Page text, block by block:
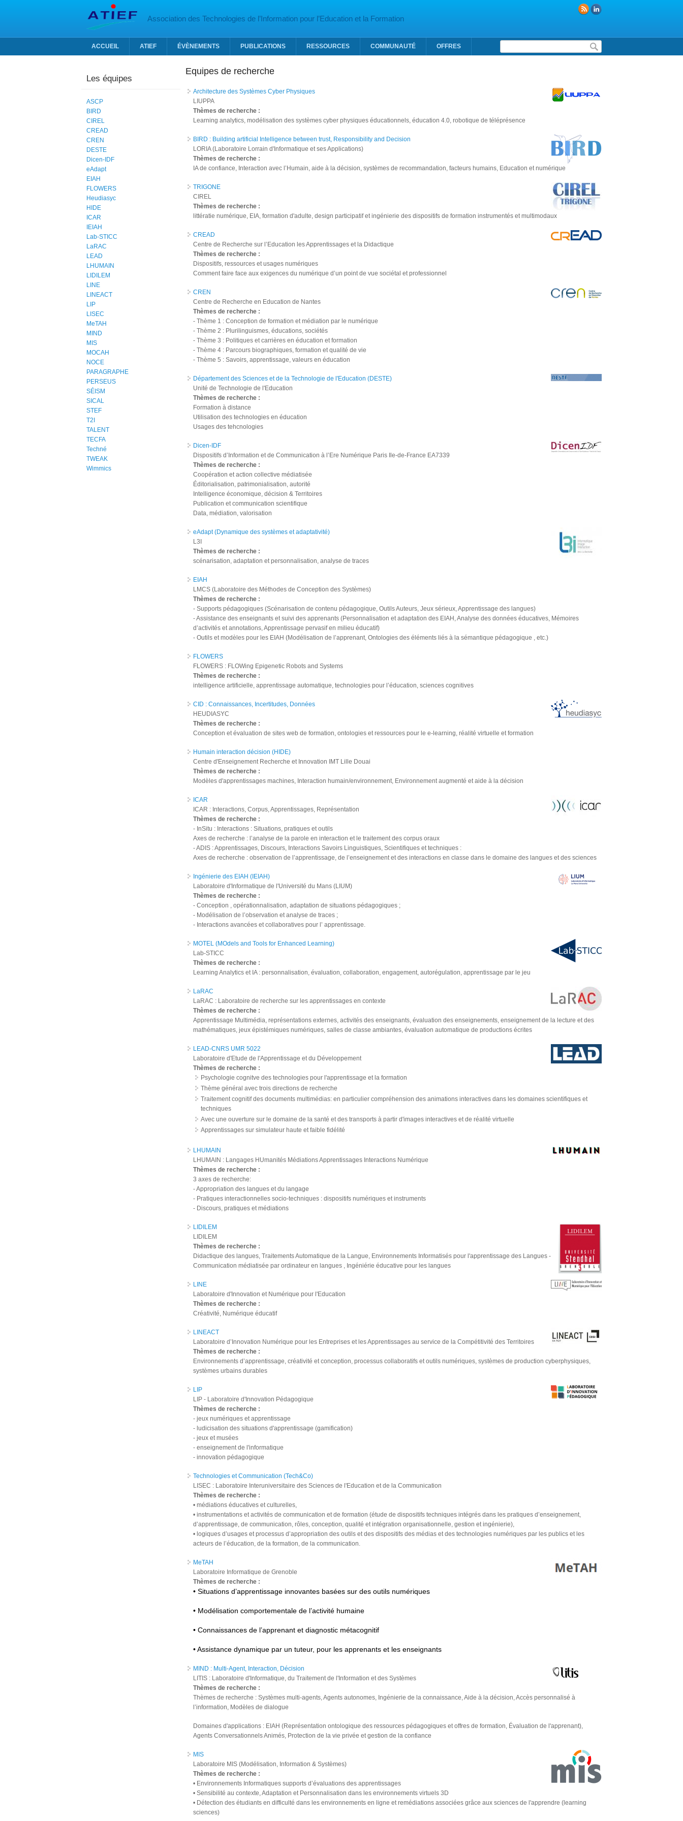
Association des Technologies de l’Information pour l’Education et la Formation
Formulaire de recherche
ACCUEIL ATIEF ÉVÈNEMENTS PUBLICATIONS RESSOURCES COMMUNAUTÉ OFFRES
Equipes de recherche
Architecture des Systèmes Cyber Physiques
LIUPPA
Thèmes de recherche :
Learning analytics, modélisation des systèmes cyber physiques éducationnels, éducation 4.0, robotique de téléprésence
BIRD : Building artificial Intelligence between trust, Responsibility and Decision
LORIA (Laboratoire Lorrain d'Informatique et ses Applications)
Thèmes de recherche :
IA de confiance, Interaction avec l’Humain, aide à la décision, systèmes de recommandation, facteurs humains, Education et numérique
TRIGONE
CIREL
Thèmes de recherche :
littératie numérique, EIA, formation d'adulte, design participatif et ingénierie des dispositifs de formation instrumentés et multimodaux
CREAD
Centre de Recherche sur l’Education les Apprentissages et la Didactique
Thèmes de recherche :
Dispositifs, ressources et usages numériques
Comment faire face aux exigences du numérique d’un point de vue sociétal et professionnel
CREN
Centre de Recherche en Education de Nantes
Thèmes de recherche :
- Thème 1 : Conception de formation et médiation par le numérique
- Thème 2 : Plurilinguismes, éducations, sociétés
- Thème 3 : Politiques et carrières en éducation et formation
- Thème 4 : Parcours biographiques, formation et qualité de vie
- Thème 5 : Savoirs, apprentissage, valeurs en éducation
Département des Sciences et de la Technologie de l'Education (DESTE)
Unité de Technologie de l'Education
Thèmes de recherche :
Formation à distance
Utilisation des technologies en éducation
Usages des tehcnologies
Dicen-IDF
Dispositifs d’Information et de Communication à l’Ere Numérique Paris Ile-de-France EA7339
Thèmes de recherche :
Coopération et action collective médiatisée
Éditorialisation, patrimonialisation, autorité
Intelligence économique, décision & Territoires
Publication et communication scientifique
Data, médiation, valorisation
eAdapt (Dynamique des systèmes et adaptativité)
L3I
Thèmes de recherche :
scénarisation, adaptation et personnalisation, analyse de traces
EIAH
LMCS (Laboratoire des Méthodes de Conception des Systèmes)
Thèmes de recherche :
- Supports pédagogiques (Scénarisation de contenu pédagogique, Outils Auteurs, Jeux sérieux, Apprentissage des langues)
- Assistance des enseignants et suivi des apprenants (Personnalisation et adaptation des EIAH, Analyse des données éducatives, Mémoires
d’activités et annotations, Apprentissage pervasif en milieu éducatif)
- Outils et modèles pour les EIAH (Modélisation de l’apprenant, Ontologies des éléments liés à la sémantique pédagogique , etc.)
FLOWERS
FLOWERS : FLOWing Epigenetic Robots and Systems
Thèmes de recherche :
intelligence artificielle, apprentissage automatique, technologies pour l’éducation, sciences cognitives
CID : Connaissances, Incertitudes, Données
HEUDIASYC
Thèmes de recherche :
Conception et évaluation de sites web de formation, ontologies et ressources pour le e-learning, réalité virtuelle et formation
Humain interaction décision (HIDE)
Centre d'Enseignement Recherche et Innovation IMT Lille Douai
Thèmes de recherche :
Modèles d'apprentissages machines, Interaction humain/environnement, Environnement augmenté et aide à la décision
ICAR
ICAR : Interactions, Corpus, Apprentissages, Représentation
Thèmes de recherche :
- InSitu : Interactions : Situations, pratiques et outils
Axes de recherche : l’analyse de la parole en interaction et le traitement des corpus oraux
- ADIS : Apprentissages, Discours, Interactions Savoirs Linguistiques, Scientifiques et techniques :
Axes de recherche : observation de l’apprentissage, de l’enseignement et des interactions en classe dans le domaine des langues et des sciences
Ingénierie des EIAH (IEIAH)
Laboratoire d'Informatique de l'Université du Mans (LIUM)
Thèmes de recherche :
- Conception , opérationnalisation, adaptation de situations pédagogiques ;
- Modélisation de l’observation et analyse de traces ;
- Interactions avancées et collaboratives pour l’ apprentissage.
MOTEL (MOdels and Tools for Enhanced Learning)
Lab-STICC
Thèmes de recherche :
Learning Analytics et IA : personnalisation, évaluation, collaboration, engagement, autorégulation, apprentissage par le jeu
LaRAC
LaRAC : Laboratoire de recherche sur les apprentissages en contexte
Thèmes de recherche :
Apprentissage Multimédia, représentations externes, activités des enseignants, évaluation des enseignements, enseignement de la lecture et des
mathématiques, jeux épistémiques numériques, salles de classe ambiantes, évaluation automatique de productions écrites
LEAD-CNRS UMR 5022
Laboratoire d'Etude de l'Apprentissage et du Développement
Thèmes de recherche :
Psychologie cognitve des technologies pour l'apprentissage et la formation
Thème général avec trois directions de recherche
Traitement cognitif des documents multimédias: en particulier compréhension des animations interactives dans les domaines scientifiques et
techniques
Avec une ouverture sur le domaine de la santé et des transports à partir d'images interactives et de réalité virtuelle
Apprentissages sur simulateur haute et faible fidélité
LHUMAIN
LHUMAIN : Langages HUmanités Médiations Apprentissages Interactions Numérique
Thèmes de recherche :
3 axes de recherche:
- Appropriation des langues et du langage
- Pratiques interactionnelles socio-techniques : dispositifs numériques et instruments
- Discours, pratiques et médiations
LIDILEM
LIDILEM
Thèmes de recherche :
Didactique des langues, Traitements Automatique de la Langue, Environnements Informatisés pour l'apprentissage des Langues -
Communication médiatisée par ordinateur en langues , Ingéniérie éducative pour les langues
LINE
Laboratoire d'Innovation et Numérique pour l'Education
Thèmes de recherche :
Créativité, Numérique éducatif
LINEACT
Laboratoire d’Innovation Numérique pour les Entreprises et les Apprentissages au service de la Compétitivité des Territoires
Thèmes de recherche :
Environnements d’apprentissage, créativité et conception, processus collaboratifs et outils numériques, systèmes de production cyberphysiques,
systèmes urbains durables
LIP
LIP - Laboratoire d'Innovation Pédagogique
Thèmes de recherche :
- jeux numériques et apprentissage
- ludicisation des situations d'apprentissage (gamification)
- jeux et musées
- enseignement de l'informatique
- innovation pédagogique
Technologies et Communication (Tech&Co)
LISEC : Laboratoire Interuniversitaire des Sciences de l'Education et de la Communication
Thèmes de recherche :
• médiations éducatives et culturelles,
• instrumentations et activités de communication et de formation (étude de dispositifs techniques intégrés dans les pratiques d’enseignement,
d’apprentissage, de communication, rôles, conception, qualité et intégration organisationnelle, gestion et ingénierie),
• logiques d’usages et processus d’appropriation des outils et des dispositifs des médias et des technologies numériques par les publics et les
acteurs de l’éducation, de la formation, de la communication.
MeTAH
Laboratoire Informatique de Grenoble
Thèmes de recherche :
• Situations d’apprentissage innovantes basées sur des outils numériques
• Modélisation comportementale de l’activité humaine
• Connaissances de l’apprenant et diagnostic métacognitif
• Assistance dynamique par un tuteur, pour les apprenants et les enseignants
MIND : Multi-Agent, Interaction, Décision
LITIS : Laboratoire d'Informatique, du Traitement de l'Information et des Systèmes
Thèmes de recherche :
Thèmes de recherche : Systèmes multi-agents, Agents autonomes, Ingénierie de la connaissance, Aide à la décision, Accès personnalisé à
l’information, Modèles de dialogue
Domaines d'applications : EIAH (Représentation ontologique des ressources pédagogiques et offres de formation, Évaluation de l'apprenant),
Agents Conversationnels Animés, Protection de la vie privée et gestion de la confiance
MIS
Laboratoire MIS (Modélisation, Information & Systèmes)
Thèmes de recherche :
• Environnements Informatiques supports d’évaluations des apprentissages
• Sensibilité au contexte, Adaptation et Personnalisation dans les environnements virtuels 3D
• Détection des étudiants en difficulté dans les environnements en ligne et remédiations associées grâce aux sciences de l'apprendre (learning
sciences)
Les équipes
ASCP
BIRD
CIREL
CREAD
CREN
DESTE
Dicen-IDF
eAdapt
EIAH
FLOWERS
Heudiasyc
HIDE
ICAR
IEIAH
Lab-STICC
LaRAC
LEAD
LHUMAIN
LIDILEM
LINE
LINEACT
LIP
LISEC
MeTAH
MIND
MIS
MOCAH
NOCE
PARAGRAPHE
PERSEUS
SÉISM
SICAL
STEF
T2I
TALENT
TECFA
Techné
TWEAK
Wimmics